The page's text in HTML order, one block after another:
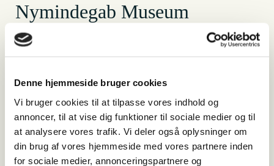
Denne hjemmeside bruger cookies
Vi bruger cookies til at tilpasse vores indhold og
annoncer, til at vise dig funktioner til sociale medier og til
at analysere vores trafik. Vi deler også oplysninger om
din brug af vores hjemmeside med vores partnere inden
for sociale medier, annonceringspartnere og
Nymindegab Museum
Hvor
Vesterhavsvej 294
6830 Nr. Nebel
+45 75 25 55 44
Kørselsvejledning